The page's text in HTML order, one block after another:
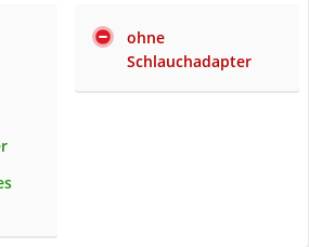
ohne
Schlauchadapter